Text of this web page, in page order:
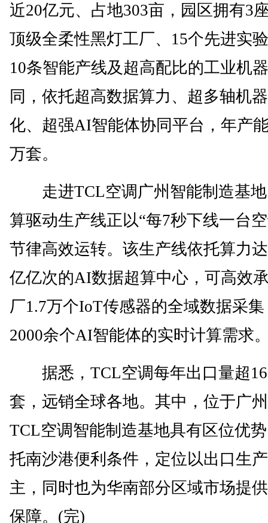
近20亿元、占地303亩，园区拥有3
顶级全柔性黑灯工厂、15个先进实
10条智能产线及超高配比的工业机
同，依托超高数据算力、超多轴机
化、超强AI智能体协同平台，年产
万套。
走进TCL空调广州智能制造基地
算驱动生产线正以“每7秒下线一台
节律高效运转。该生产线依托算力
亿亿次的AI数据超算中心，可高效
厂1.7万个IoT传感器的全域数据采
2000余个AI智能体的实时计算需求
据悉，TCL空调每年出口量超
套，远销全球各地。其中，位于广
TCL空调智能制造基地具有区位优
托南沙港便利条件，定位以出口生
主，同时也为华南部分区域市场提
保障。(完)